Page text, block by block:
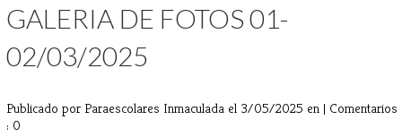
GALERIA DE FOTOS 01-
02/03/2025
Publicado por Paraescolares Inmaculada el 3/05/2025 en | Comentarios
: 0